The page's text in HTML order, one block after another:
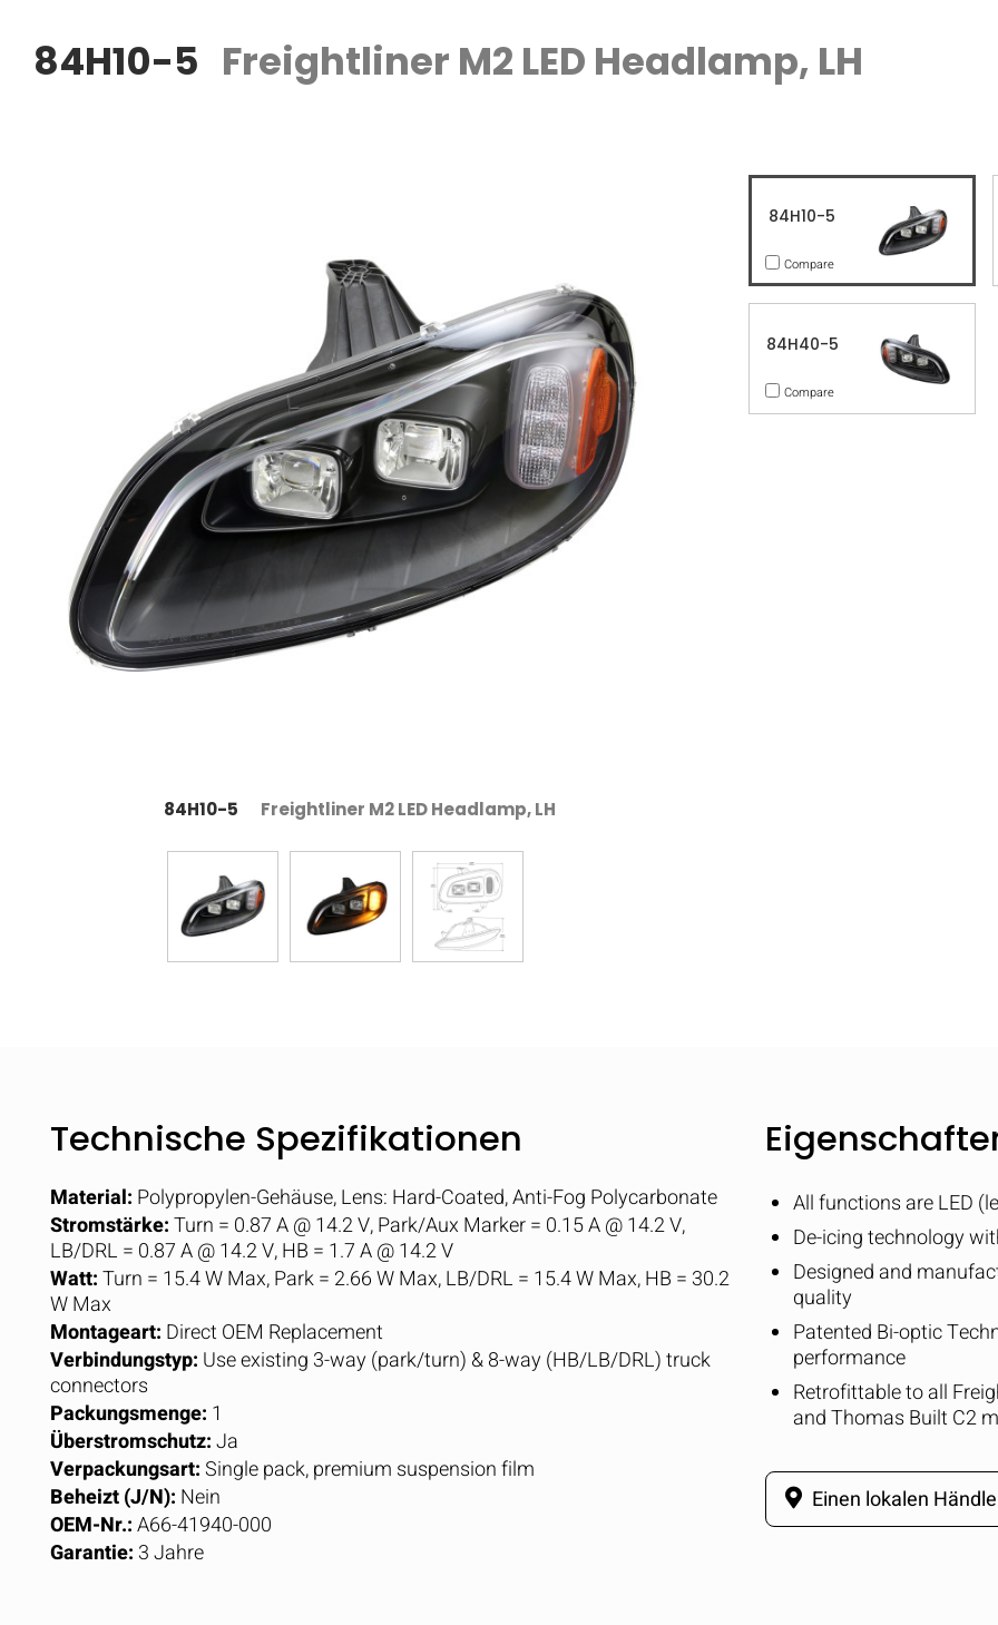
84H10-5 Freightliner M2 LED Headlamp, LH
84H10-5 Freightliner M2 LED Headlamp, LH
84H10-5
Compare
84H40-5
Compare
Technische Spezifikationen
Material: Polypropylen-Gehäuse, Lens: Hard-Coated, Anti-Fog Polycarbonate
Stromstärke:Turn = 0.87 A @ 14.2 V, Park/Aux Marker = 0.15 A @ 14.2 V,
LB/DRL = 0.87 A @ 14.2 V, HB = 1.7 A @ 14.2 V
Watt:Turn = 15.4 W Max, Park = 2.66 W Max, LB/DRL = 15.4 W Max, HB = 30.2
W Max
Montageart: Direct OEM Replacement
Verbindungstyp: Use existing 3-way (park/turn) & 8-way (HB/LB/DRL) truck
connectors
Packungsmenge: 1
Überstromschutz:Ja
Verpackungsart:Single pack, premium suspension film
Beheizt (J/N): Nein
OEM-Nr.:A66-41940-000
Garantie: 3 Jahre
All functions are LED
De-icing technology
Designed and
quality
Patented Bi-optic
performance
Retrofittable to all
and Thomas Built C2
Einen lokalen